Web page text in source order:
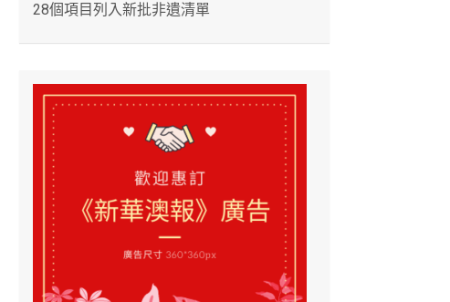
28個項目列入新批非遺清單